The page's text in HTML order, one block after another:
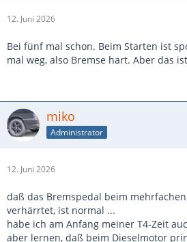
12. Juni 2026
Bei fünf mal schon. Beim Starten ist
mal weg, also Bremse hart. Aber das
miko
Administrator
12. Juni 2026
daß das Bremspedal beim
verhärrtet, ist normal ...
habe ich am Anfang meiner T4-Zeit
aber lernen, daß beim Dieselmotor